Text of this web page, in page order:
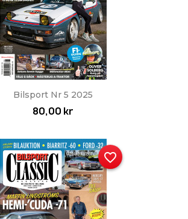
Bilsport Nr 5 2025
80,00 kr
favorite_border